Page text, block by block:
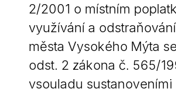
2/2001 o místním
využívání a
města Vysokého Mýta
odst. 2 zákona č. 565/
vsouladu